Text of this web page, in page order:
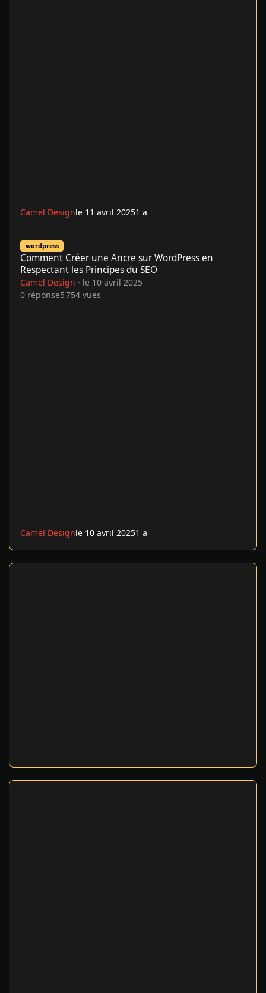
Camel Designle 11 avril 20251 a
wordpress
Comment Créer une Ancre sur WordPress en
Respectant les Principes du SEO
Camel Design · le 10 avril 2025
0 réponse5 754 vues
Camel Designle 10 avril 20251 a